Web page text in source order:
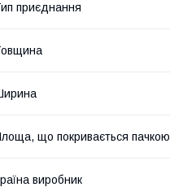
приєднання
що покривається пачкою
виробник